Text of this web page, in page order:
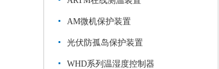
AM微机保护装置
光伏防孤岛保护装置
WHD系列温湿度控制器